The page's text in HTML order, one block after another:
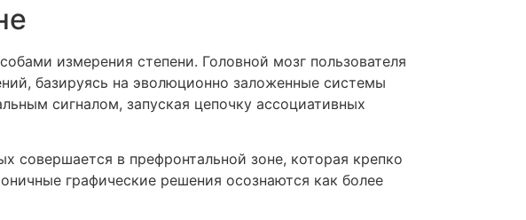
измерения степени. Головной мозг пользователя
базируясь на эволюционно заложенные системы
сигналом, запуская цепочку ассоциативных
совершается в префронтальной зоне, которая крепко
графические решения осознаются как более